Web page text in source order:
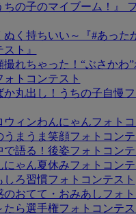
ちの子のマイブーム！』
ぬく持ちいい～『#あった
スト』
撮れちゃった！“ぶさかわ
ォトコンテスト
か丸出し！うちの子自慢
ウィンわんにゃんフォトコ
うまうま笑顔フォトコンテ
で語る！後姿フォトコンテ
にゃん夏休みフォトコンテ
しろ習慣フォトコンテスト
のおてて・おみあしフォ
たら選手権フォトコンテス